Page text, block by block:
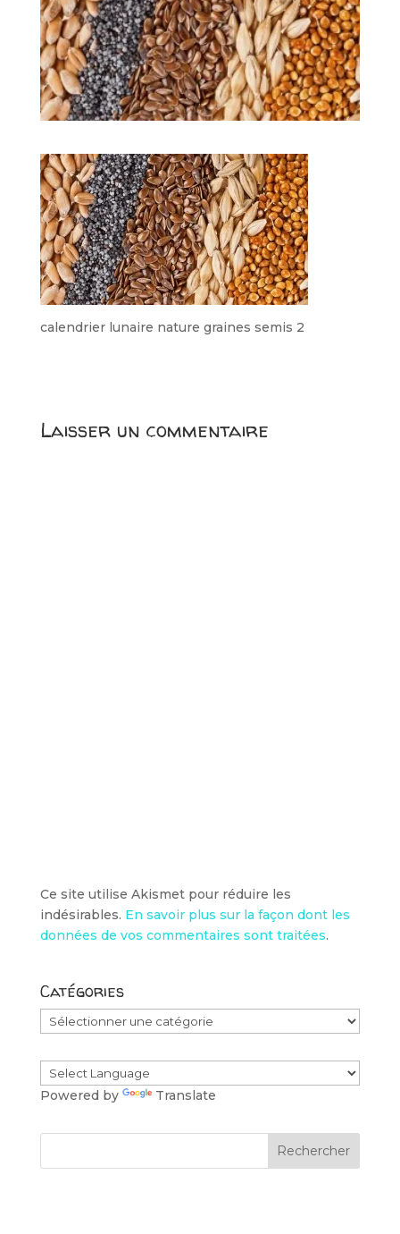
calendrier lunaire nature graines semis 2
Laisser un commentaire
Ce site utilise Akismet pour réduire les
indésirables. En savoir plus sur la façon dont les
données de vos commentaires sont traitées.
Catégories
Catégories
Powered by Translate